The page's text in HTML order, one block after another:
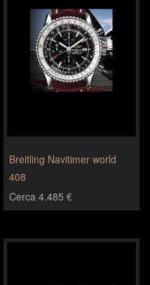
Breitling Navitimer world
408
Cerca 4.485 €